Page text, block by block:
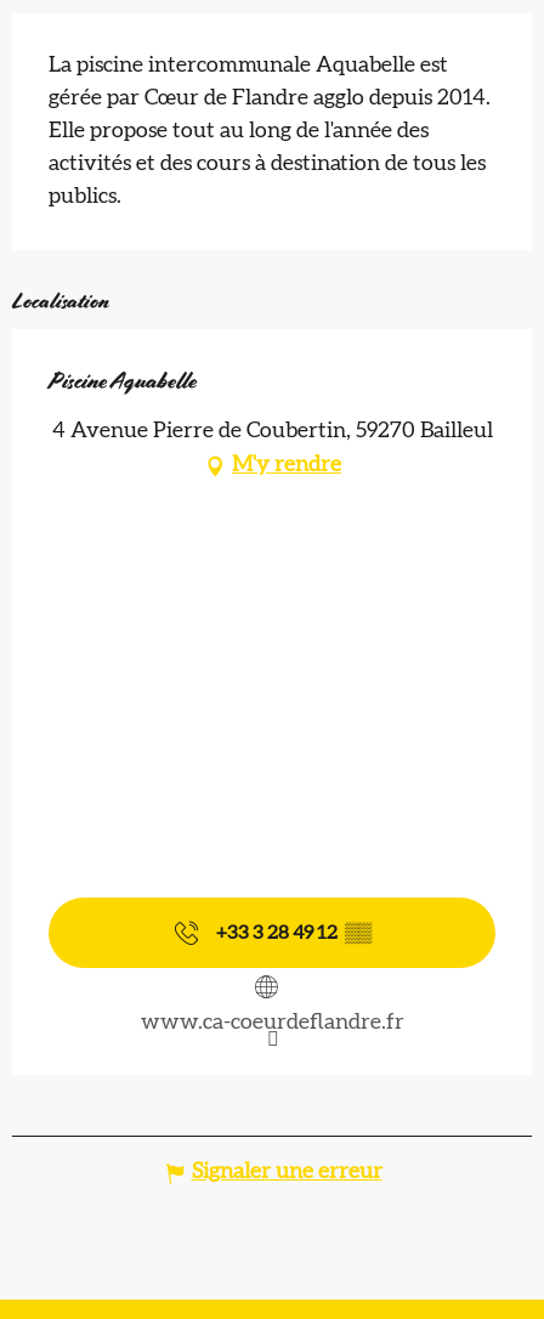
La piscine intercommunale Aquabelle est
gérée par Cœur de Flandre agglo depuis 2014.
Elle propose tout au long de l'année des
activités et des cours à destination de tous les
publics.
Localisation
Piscine Aquabelle
4 Avenue Pierre de Coubertin, 59270 Bailleul
M'y rendre
+33 3 28 49 12 ▒▒
www.ca-coeurdeflandre.fr
Signaler une erreur